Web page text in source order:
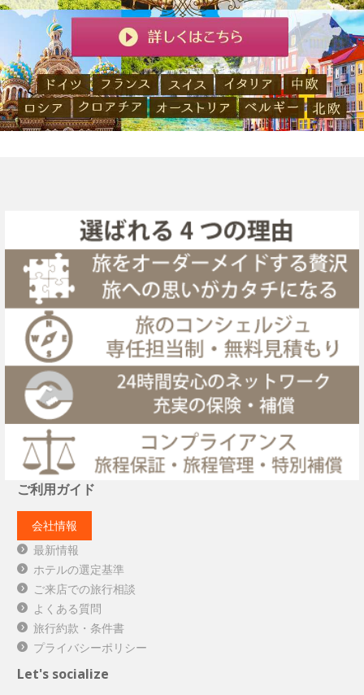
ご利用ガイド
会社情報
最新情報
ホテルの選定基準
ご来店での旅行相談
よくある質問
旅行約款・条件書
プライバシーポリシー
Let's socialize